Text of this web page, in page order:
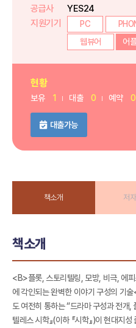
공급사
YES24
지원기기
PC
웹뷰어
어
현황
보유 1 대출 0 예약 0
대출가능
책소개 저
책소개
<B>플롯, 스토리텔링, 모방, 비극, 에
에 각인되는 완벽한 이야기 구성의
도 여전히 통하는 “드라마 구성과 전개,
텔레스 시학』(이하 『시학』)이 현대지